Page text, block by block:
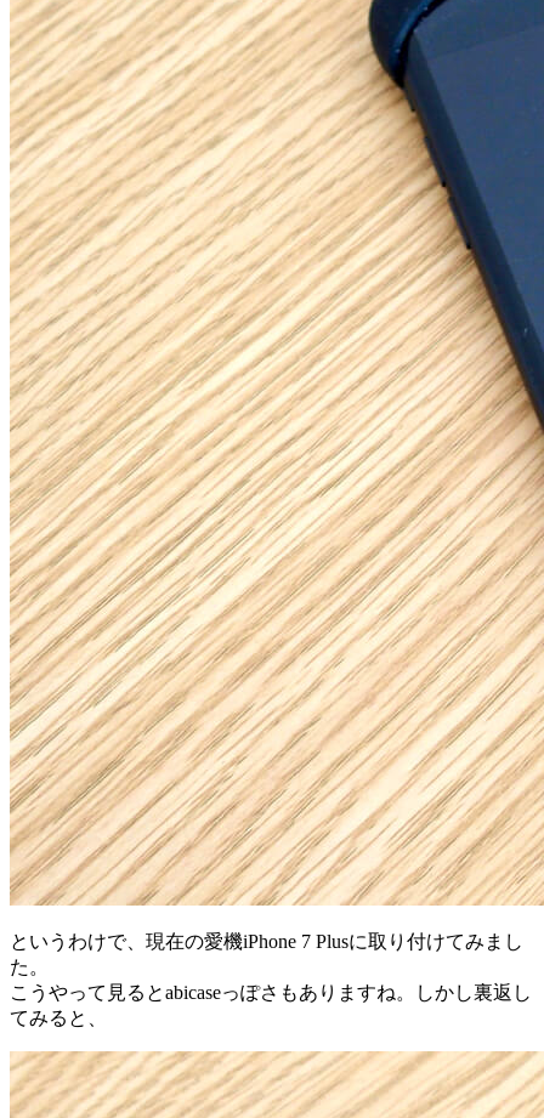
というわけで、現在の愛機iPhone 7 Plusに取り付けてみまし
た。
こうやって見るとabicaseっぽさもありますね。しかし裏返し
てみると、